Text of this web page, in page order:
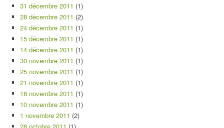
31 décembre 2011 (1)
28 décembre 2011 (2)
24 décembre 2011 (1)
15 décembre 2011 (1)
14 décembre 2011 (1)
30 novembre 2011 (1)
25 novembre 2011 (1)
21 novembre 2011 (1)
18 novembre 2011 (1)
10 novembre 2011 (1)
1 novembre 2011 (2)